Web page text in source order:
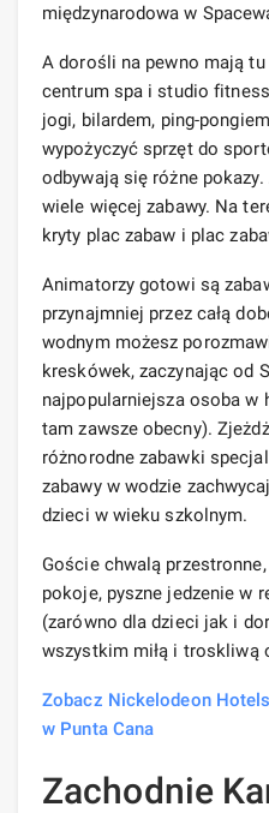
międzynarodowa w
A dorośli na pewno mają
centrum spa i studio
jogi, bilardem, ping-
wypożyczyć sprzęt do
odbywają się różne
wiele więcej zabawy. Na
kryty plac zabaw i plac
Animatorzy gotowi są
przynajmniej przez całą
wodnym możesz
kreskówek, zaczynając od
najpopularniejsza osoba
tam zawsze obecny).
różnorodne zabawki
zabawy w wodzie
dzieci w wieku szkolnym.
Goście chwalą
pokoje, pyszne jedzenie w
(zarówno dla dzieci jak i
wszystkim miłą i troskliwą
Zobacz Nickelodeon
w Punta Cana
Zachodnie